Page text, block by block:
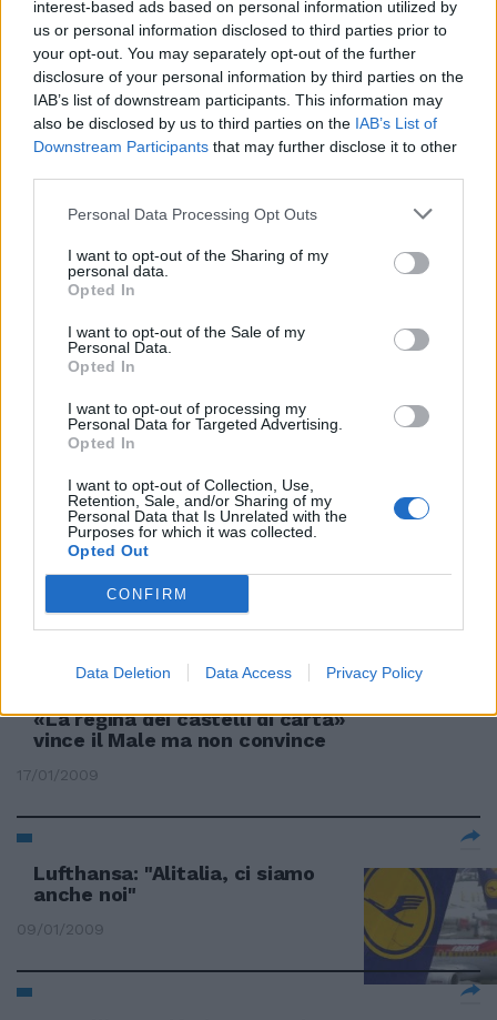
interest-based ads based on personal information utilized by
us or personal information disclosed to third parties prior to
your opt-out. You may separately opt-out of the further
disclosure of your personal information by third parties on the
IAB’s list of downstream participants. This information may
also be disclosed by us to third parties on the IAB’s List of
Downstream Participants that may further disclose it to other
Personal Data Processing Opt Outs
I want to opt-out of the Sharing of my
personal data.
Opted In
I want to opt-out of the Sale of my
Personal Data.
Opted In
I want to opt-out of processing my
Personal Data for Targeted Advertising.
Opted In
I want to opt-out of Collection, Use,
Retention, Sale, and/or Sharing of my
Personal Data that Is Unrelated with the
Purposes for which it was collected.
Opted Out
CONFIRM
Data Deletion Data Access Privacy Policy
Il sottosegretario Castelli
«Pedaggio anche sul Raccordo»
26/04/2009
Ai Castelli Romani barbecue
all'aperto
Abusivismo, demolito edificio
costruito in area sismica
Alla contessa piace il vino dei
Castelli
«La regina dei castelli di carta»
vince il Male ma non convince
17/01/2009
Lufthansa: "Alitalia, ci siamo
anche noi"
09/01/2009